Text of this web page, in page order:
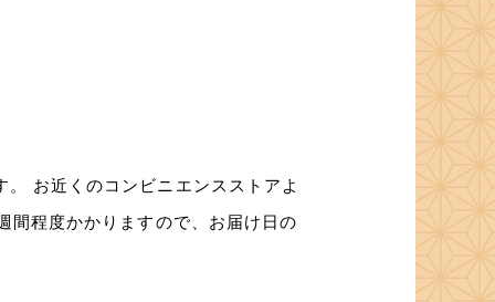
お近くのコンビニエンスストアよ
間程度かかりますので、お届け日の